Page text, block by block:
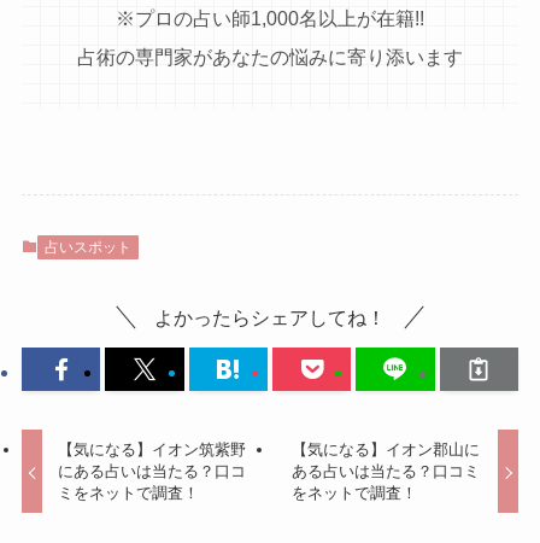
※プロの占い師1,000名以上が在籍!!
占術の専門家があなたの悩みに寄り添います
占いスポット
よかったらシェアしてね！
【気になる】イオン筑紫野
にある占いは当たる？口コ
ミをネットで調査！
【気になる】イオン郡山に
ある占いは当たる？口コミ
をネットで調査！